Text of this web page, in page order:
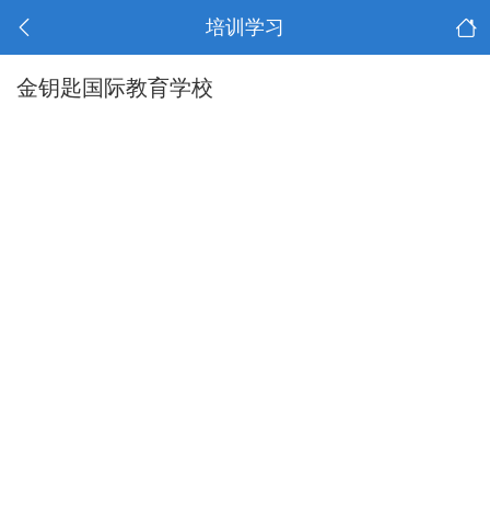
培训学习
金钥匙国际教育学校